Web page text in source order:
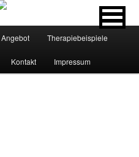
Angebot Therapiebeispiele
Kontakt Impressum